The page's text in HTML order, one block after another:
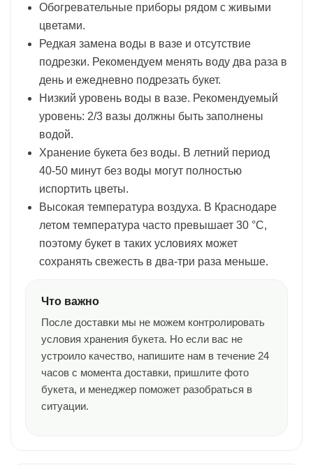
Обогревательные приборы рядом с живыми
цветами.
Редкая замена воды в вазе и отсутствие
подрезки. Рекомендуем менять воду два раза в
день и ежедневно подрезать букет.
Низкий уровень воды в вазе. Рекомендуемый
уровень: 2/3 вазы должны быть заполнены
водой.
Хранение букета без воды. В летний период
40-50 минут без воды могут полностью
испортить цветы.
Высокая температура воздуха. В Краснодаре
летом температура часто превышает 30 °C,
поэтому букет в таких условиях может
сохранять свежесть в два-три раза меньше.
Что важно
После доставки мы не можем контролировать
условия хранения букета. Но если вас не
устроило качество, напишите нам в течение 24
часов с момента доставки, пришлите фото
букета, и менеджер поможет разобраться в
ситуации.